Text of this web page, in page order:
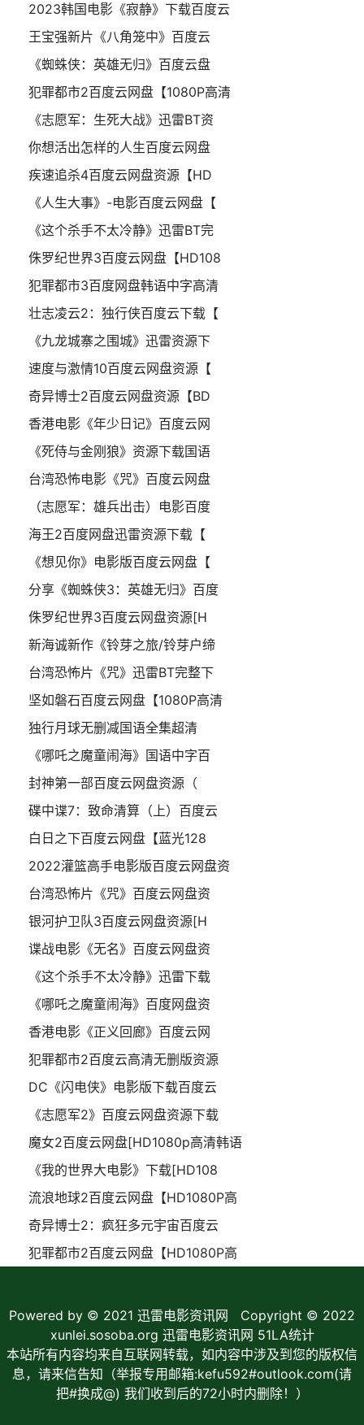
2023韩国电影《寂静》下载百度云
王宝强新片《八角笼中》百度云
《蜘蛛侠：英雄无归》百度云盘
犯罪都市2百度云网盘【1080P高清
《志愿军：生死大战》迅雷BT资
你想活出怎样的人生百度云网盘
疾速追杀4百度云网盘资源【HD
《人生大事》-电影百度云网盘【
《这个杀手不太冷静》迅雷BT完
侏罗纪世界3百度云网盘【HD108
犯罪都市3百度网盘韩语中字高清
壮志凌云2：独行侠百度云下载【
《九龙城寨之围城》迅雷资源下
速度与激情10百度云网盘资源【
奇异博士2百度云网盘资源【BD
香港电影《年少日记》百度云网
《死侍与金刚狼》资源下载国语
台湾恐怖电影《咒》百度云网盘
（志愿军：雄兵出击）电影百度
海王2百度网盘迅雷资源下载【
《想见你》电影版百度云网盘【
分享《蜘蛛侠3：英雄无归》百度
侏罗纪世界3百度云网盘资源[H
新海诚新作《铃芽之旅/铃芽户缔
台湾恐怖片《咒》迅雷BT完整下
坚如磐石百度云网盘【1080P高清
独行月球无删减国语全集超清
《哪吒之魔童闹海》国语中字百
封神第一部百度云网盘资源（
碟中谍7：致命清算（上）百度云
白日之下百度云网盘【蓝光128
2022灌篮高手电影版百度云网盘资
台湾恐怖片《咒》百度云网盘资
银河护卫队3百度云网盘资源[H
谍战电影《无名》百度云网盘资
《这个杀手不太冷静》迅雷下载
《哪吒之魔童闹海》百度网盘资
香港电影《正义回廊》百度云网
犯罪都市2百度云高清无删版资源
DC《闪电侠》电影版下载百度云
《志愿军2》百度云网盘资源下载
魔女2百度云网盘[HD1080p高清韩语
《我的世界大电影》下载[HD108
流浪地球2百度云网盘【HD1080P高
奇异博士2：疯狂多元宇宙百度云
犯罪都市2百度云网盘【HD1080P高
Powered by © 2021 迅雷电影资讯网 Copyright © 2022
xunlei.sosoba.org 迅雷电影资讯网 51LA统计
本站所有内容均来自互联网转载，如内容中涉及到您的版权信
息，请来信告知（举报专用邮箱:kefu592#outlook.com(请
把#换成@) 我们收到后的72小时内删除！）